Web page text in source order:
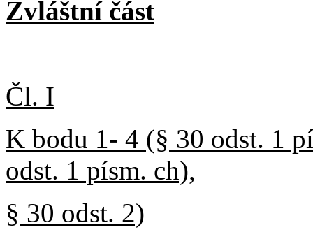
Zvláštní část
Čl. I
K bodu 1- 4 (§ 30 odst. 1
odst. 1 písm. ch),
§ 30 odst. 2)